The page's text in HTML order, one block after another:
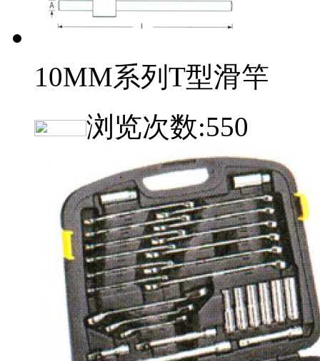
10MM系列T型滑竿
浏览次数:550